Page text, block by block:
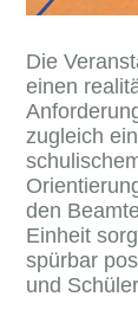
Die
einen
zugleich
den
Einheit
spürbar
und